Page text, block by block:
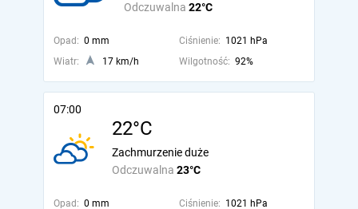
Odczuwalna 22°C
Opad: 0 mm Ciśnienie: 1021 hPa
Wiatr:
17 km/h Wilgotność: 92%
07:00
22°C
Odczuwalna 23°C
Zachmurzenie duże
Opad: 0 mm Ciśnienie: 1021 hPa